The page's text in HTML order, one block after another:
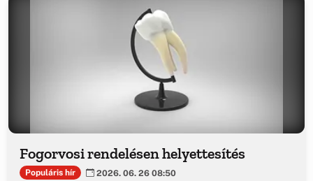
Fogorvosi rendelésen helyettesítés
Populáris hír 2026. 06. 26 08:50